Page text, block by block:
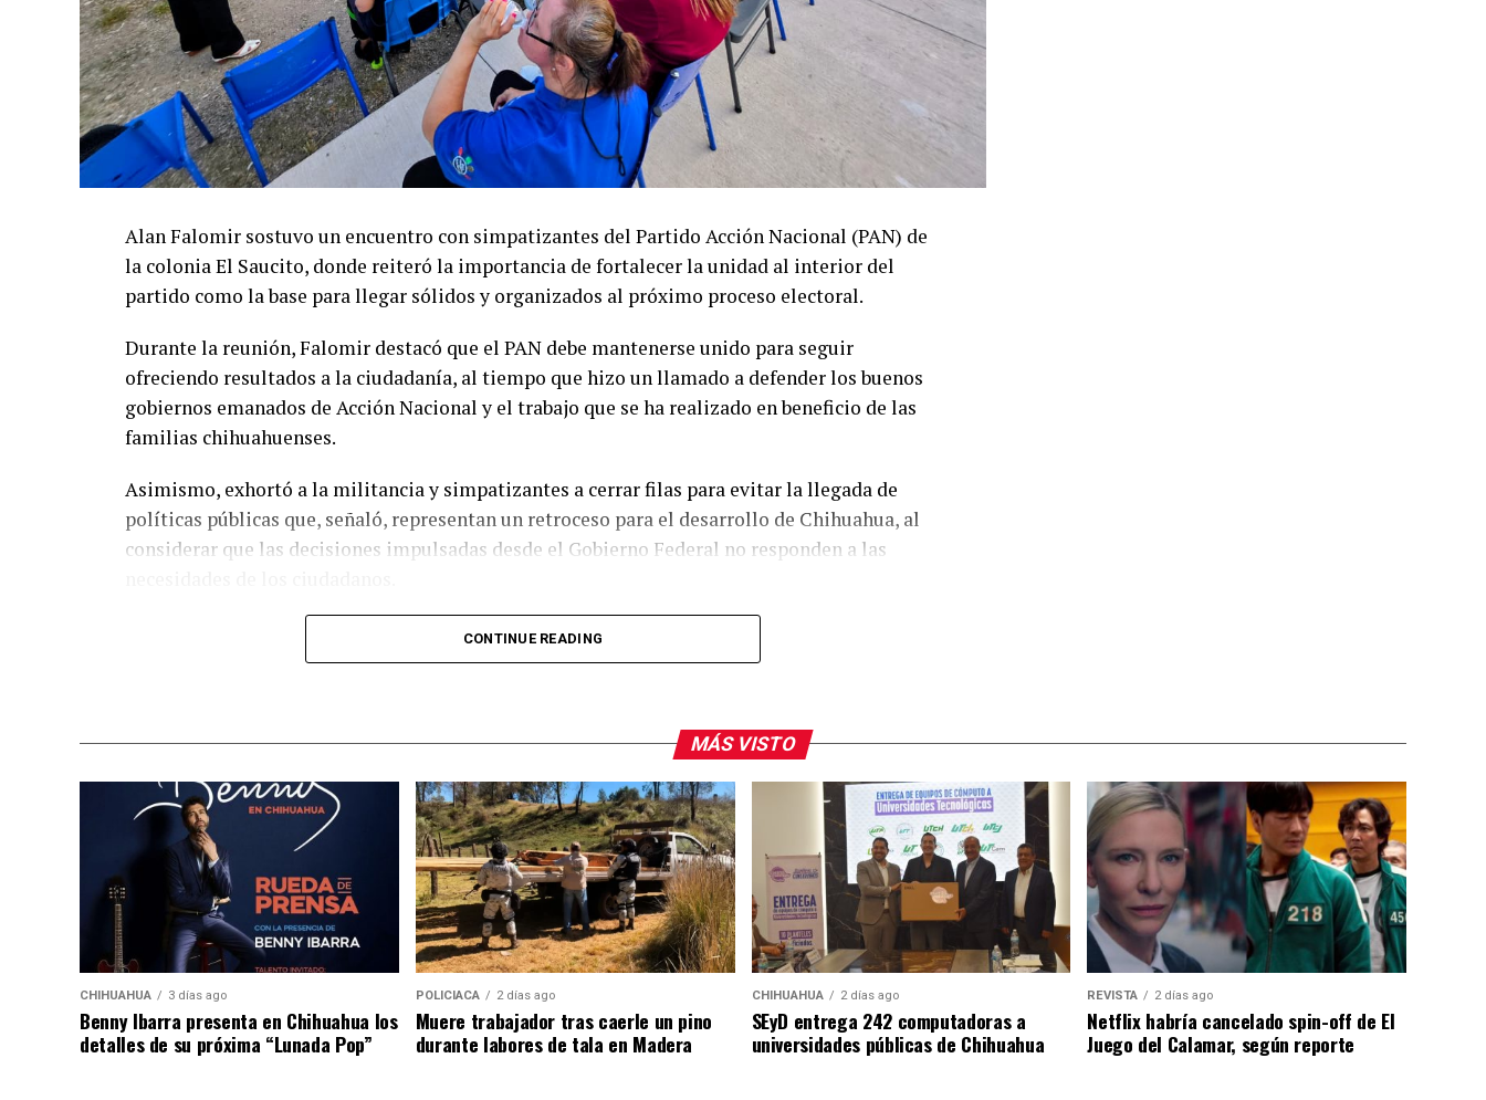
Alan Falomir sostuvo un encuentro con simpatizantes del Partido Acción Nacional (PAN) de
la colonia El Saucito, donde reiteró la importancia de fortalecer la unidad al interior del
partido como la base para llegar sólidos y organizados al próximo proceso electoral.
Durante la reunión, Falomir destacó que el PAN debe mantenerse unido para seguir
ofreciendo resultados a la ciudadanía, al tiempo que hizo un llamado a defender los buenos
gobiernos emanados de Acción Nacional y el trabajo que se ha realizado en beneficio de las
familias chihuahuenses.
Asimismo, exhortó a la militancia y simpatizantes a cerrar filas para evitar la llegada de
políticas públicas que, señaló, representan un retroceso para el desarrollo de Chihuahua, al
considerar que las decisiones impulsadas desde el Gobierno Federal no responden a las
Por su parte, las y los vecinos de El Saucito reconocieron la cercanía que Alan Falomir ha
mantenido con la ciudadanía a lo largo de su trayectoria en el servicio público, destacando su
CONTINUE READING
MÁS VISTO
CHIHUAHUA 3 días ago
Benny Ibarra presenta en Chihuahua los
detalles de su próxima “Lunada Pop”
POLICIACA 2 días ago
Muere trabajador tras caerle un pino
durante labores de tala en Madera
CHIHUAHUA 2 días ago
SEyD entrega 242 computadoras a
universidades públicas de Chihuahua
REVISTA 2 días ago
Netflix habría cancelado spin-off de El
Juego del Calamar, según reporte